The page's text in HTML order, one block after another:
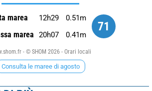
71
marea 12h29 0.51m
marea 20h07 0.41m
- © SHOM 2026 - Orari locali
Consulta le maree di agosto